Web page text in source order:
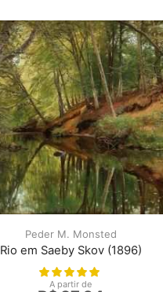
Peder M. Monsted
Rio em Saeby Skov (1896)
A partir de